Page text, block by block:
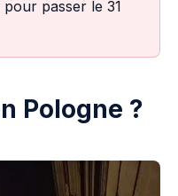
passer le 31
Pologne ?